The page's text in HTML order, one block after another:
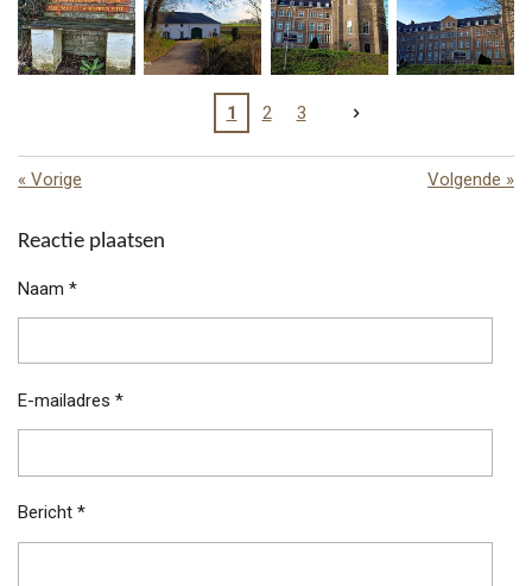
1 2 3
« Vorige Volgende »
Reactie plaatsen
Naam *
E-mailadres *
Bericht *